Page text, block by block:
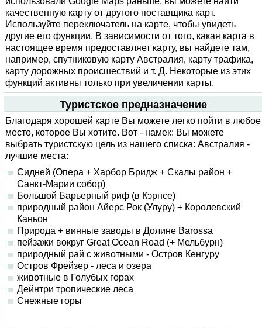
качественную карту от другого поставщика карт.
Используйте переключатель на карте, чтобы увидеть
другие его функции. В зависимости от того, какая карта в
настоящее время предоставляет карту, вы найдете там,
например, спутниковую карту Австралия, карту трафика,
карту дорожных происшествий и т. Д. Некоторые из этих
функций активны только при увеличении карты.
Туристское предназначение
Благодаря хорошей карте Вы можете легко пойти в любое
место, которое Вы хотите. Вот - намек: Вы можете
выбрать туристскую цель из нашего списка: Австралия -
лучшие места:
Сидней (Опера + Харбор Бридж + Скалы район +
Санкт-Марии собор)
Большой Барьерный риф (в Кэрнсе)
природный район Айерс Рок (Улуру) + Королевский
Каньон
Природа + винные заводы в Долине Barossa
пейзажи вокруг Great Ocean Road (+ Мельбурн)
природный рай с животными - Остров Кенгуру
Остров Фрейзер - лесa и озерa
животные в Голубых горах
Дейнтри тропические леса
Снежные горы